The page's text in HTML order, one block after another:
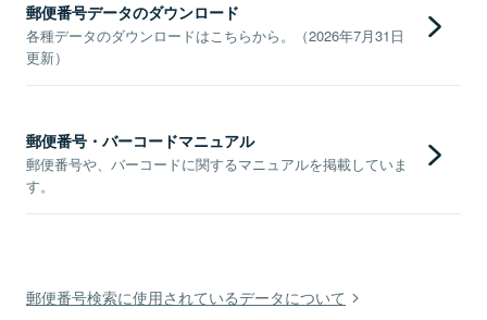
郵便番号データのダウンロード
各種データのダウンロードはこちらから。（2026年7月31日
更新）
郵便番号・バーコードマニュアル
郵便番号や、バーコードに関するマニュアルを掲載していま
す。
郵便番号検索に使用されているデータについて